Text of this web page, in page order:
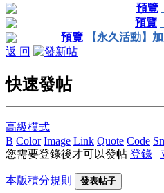
預覽
預覽
預覽
【永久活動】
返 回
快速發帖
高級模式
B Color Image Link Quote Code
您需要登錄後才可以發帖 登錄 |
本版積分規則 發表帖子